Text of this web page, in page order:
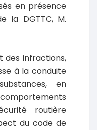
en présence
la DGTTC, M.
des infractions,
à la conduite
en
routière
du code de